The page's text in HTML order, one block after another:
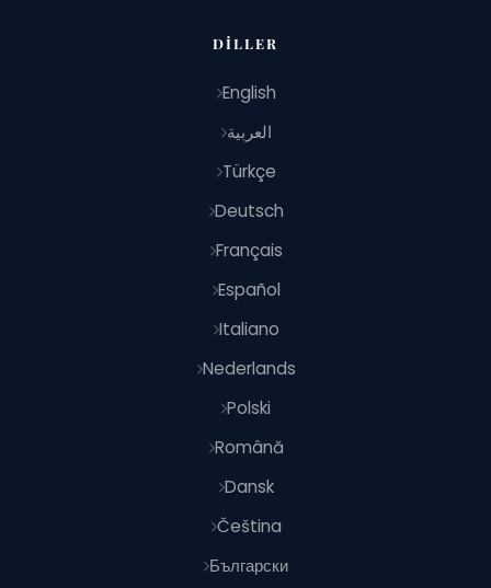
DILLER
English
العربية
Türkçe
Deutsch
Français
Español
Italiano
Nederlands
Polski
Română
Dansk
Čeština
Български